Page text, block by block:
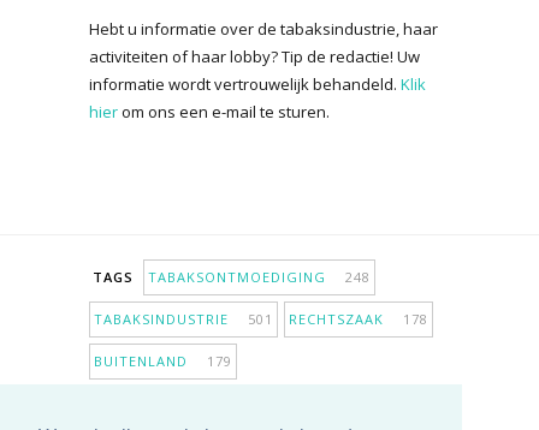
Hebt u informatie over de tabaksindustrie, haar
activiteiten of haar lobby? Tip de redactie! Uw
informatie wordt vertrouwelijk behandeld. Klik
hierom ons een e-mail te sturen.
TAGS TABAKSONTMOEDIGING 248
TABAKSINDUSTRIE 501 RECHTSZAAK 178
BUITENLAND 179